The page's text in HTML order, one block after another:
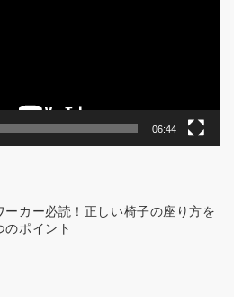
06:44
ーカー必読！正しい椅子の座り方を
のポイント